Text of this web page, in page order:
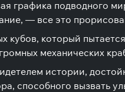
графика подводного
— все это
кубов, который
механических
истории,
способного вызвать